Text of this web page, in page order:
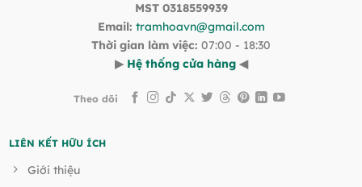
MST 0318559939
Email: tramhoavn@gmail.com
Thời gian làm việc: 07:00 - 18:30
▶ Hệ thống cửa hàng ◀
Theo dõi
LIÊN KẾT HỮU ÍCH
Giới thiệu